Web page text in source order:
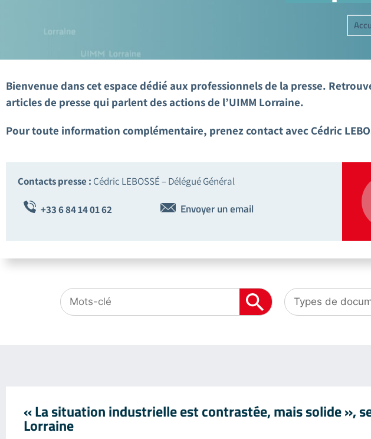
Bienvenue dans cet espace dédié aux professionnels de la presse.
articles de presse qui parlent des actions de l’UIMM Lorraine.
Pour toute information complémentaire, prenez contact avec Cédric
Contacts presse : Cédric LEBOSSÉ – Délégué Général
+336 84 14 01 62 Envoyer un email
« La situation industrielle est contrastée, mais solide »,
Lorraine